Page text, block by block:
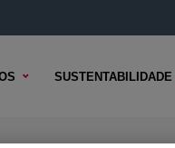
SUSTENTABILIDADE